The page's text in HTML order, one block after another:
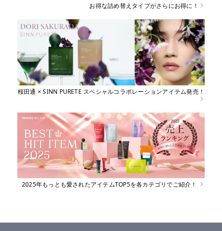
お得な詰め替えタイプがさらにお得に！
桜田通 × SINN PURETE スペシャルコラボレーションアイテム発売！
2025年もっとも愛されたアイテムTOP5を各カテゴリでご紹介！